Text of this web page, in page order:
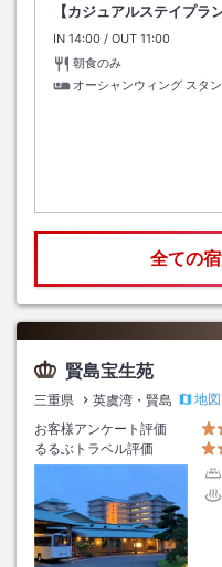
【カジュアルステイプラ
IN チェックイン
14:00 / OUT チェックアウト
11:00
朝食のみ
オーシャンウィング スタ
全ての
賢島宝生苑
三重県 英虞湾・賢島
地図
お客様アンケート評価
るるぶトラベル評価